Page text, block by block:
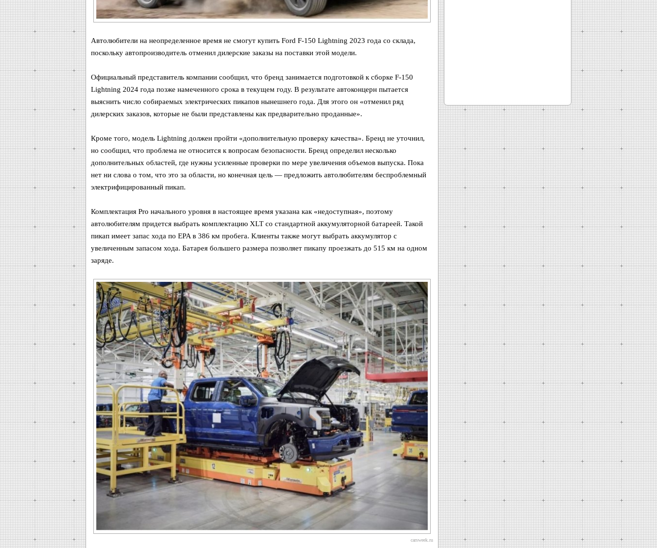
Автолюбители на неопределенное время не смогут купить Ford F-150 Lightning 2023 года со склада,
поскольку автопроизводитель отменил дилерские заказы на поставки этой модели.
Официальный представитель компании сообщил, что бренд занимается подготовкой к сборке F-150
Lightning 2024 года позже намеченного срока в текущем году. В результате автоконцерн пытается
выяснить число собираемых электрических пикапов нынешнего года. Для этого он «отменил ряд
дилерских заказов, которые не были представлены как предварительно проданные».
Кроме того, модель Lightning должен пройти «дополнительную проверку качества». Бренд не уточнил,
но сообщил, что проблема не относится к вопросам безопасности. Бренд определил несколько
дополнительных областей, где нужны усиленные проверки по мере увеличения объемов выпуска. Пока
нет ни слова о том, что это за области, но конечная цель — предложить автолюбителям беспроблемный
электрифицированный пикап.
Комплектация Pro начального уровня в настоящее время указана как «недоступная», поэтому
автолюбителям придется выбрать комплектацию XLT со стандартной аккумуляторной батареей. Такой
пикап имеет запас хода по EPA в 386 км пробега. Клиенты также могут выбрать аккумулятор с
увеличенным запасом хода. Батарея большего размера позволяет пикапу проезжать до 515 км на одном
заряде.
carsweek.ru